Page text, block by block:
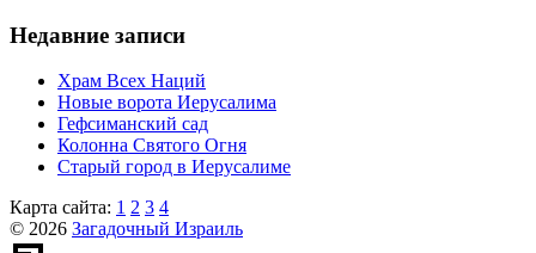
Недавние записи
Храм Всех Наций
Новые ворота Иерусалима
Гефсиманский сад
Колонна Святого Огня
Старый город в Иерусалиме
Карта сайта: 1 2 3 4
© 2026 Загадочный Израиль